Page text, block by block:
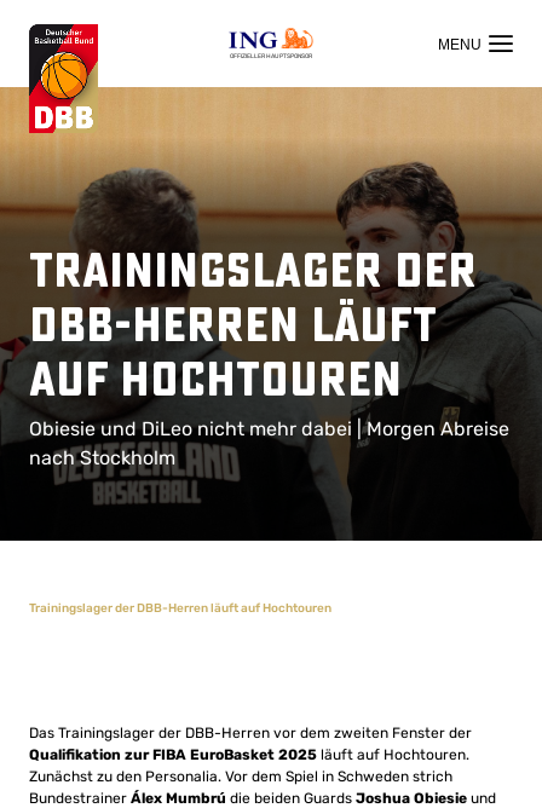
OFFIZIELLER HAUPTSPONSOR
Trainingslager der
DBB-Herren läuft
auf Hochtouren
Obiesie und DiLeo nicht mehr dabei | Morgen Abreise
nach Stockholm
Trainingslager der DBB-Herren läuft auf Hochtouren
Das Trainingslager der DBB-Herren vor dem zweiten Fenster der
Qualifikation zur FIBA EuroBasket 2025 läuft auf Hochtouren.
Zunächst zu den Personalia. Vor dem Spiel in Schweden strich
Bundestrainer Álex Mumbrú die beiden Guards Joshua Obiesie und